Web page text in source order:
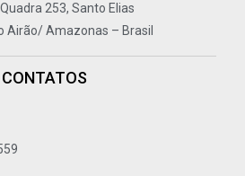
253, Santo Elias
Airão/ Amazonas – Brasil
CONTATOS